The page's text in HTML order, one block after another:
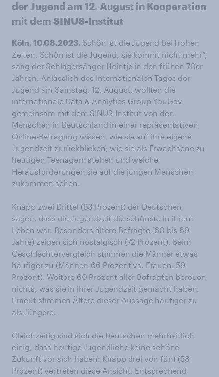
der Jugend am 12. August in Kooperation
mit dem SINUS-Institut
Köln, 10.08.2023. Schön ist die Jugend bei frohen
Zeiten. Schön ist die Jugend, sie kommt nicht mehr“,
sang der Schlagersänger Heintje in den frühen 70er
Jahren. Anlässlich des Internationalen Tages der
Jugend am Samstag, 12. August, wollten die
internationale Data & Analytics Group YouGov
gemeinsam mit dem SINUS-Institut von den
Menschen in Deutschland in einer repräsentativen
Online-Befragung wissen, wie sie auf ihre eigene
Jugendzeit zurückblicken, wie sie als Erwachsene zu
heutigen Teenagern stehen und welche
Herausforderungen sie auf die jungen Menschen
zukommen sehen.
Knapp zwei Drittel (63 Prozent) der Deutschen
sagen, dass die Jugendzeit die schönste in ihrem
Leben war. Besonders ältere Befragte (60 bis 69
Jahre) zeigen sich nostalgisch (72 Prozent). Beim
Geschlechtervergleich stimmen die Männer etwas
häufiger zu (Männer: 66 Prozent vs. Frauen: 59
Prozent). Weitere 60 Prozent aller Befragten bereuen
nichts, was sie in ihrer Jugendzeit gemacht haben.
Erneut stimmen Ältere dieser Aussage häufiger zu
als Jüngere.
Gleichzeitig sind sich die Deutschen mehrheitlich
einig, dass heutige Jugendliche keine schöne
Zukunft vor sich haben: Knapp drei von fünf (58
Prozent) vertreten diese Ansicht. Entsprechend